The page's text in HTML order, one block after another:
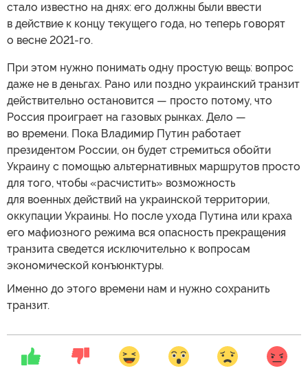
стало известно на днях: его должны были ввести
в действие к концу текущего года, но теперь говорят
о весне 2021-го.
При этом нужно понимать одну простую вещь: вопрос
даже не в деньгах. Рано или поздно украинский транзит
действительно остановится — просто потому, что
Россия проиграет на газовых рынках. Дело —
во времени. Пока Владимир Путин работает
президентом России, он будет стремиться обойти
Украину с помощью альтернативных маршрутов просто
для того, чтобы «расчистить» возможность
для военных действий на украинской территории,
оккупации Украины. Но после ухода Путина или краха
его мафиозного режима вся опасность прекращения
транзита сведется исключительно к вопросам
экономической конъюнктуры.
Именно до этого времени нам и нужно сохранить
транзит.